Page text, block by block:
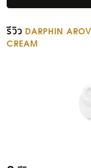
รีวิว DARPHIN
CREAM